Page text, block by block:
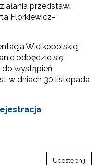
przedstawi
Florkiewicz-
Wielkopolskiej
odbędzie się
do wystąpień
w dniach 30 listopada
Udostępnij